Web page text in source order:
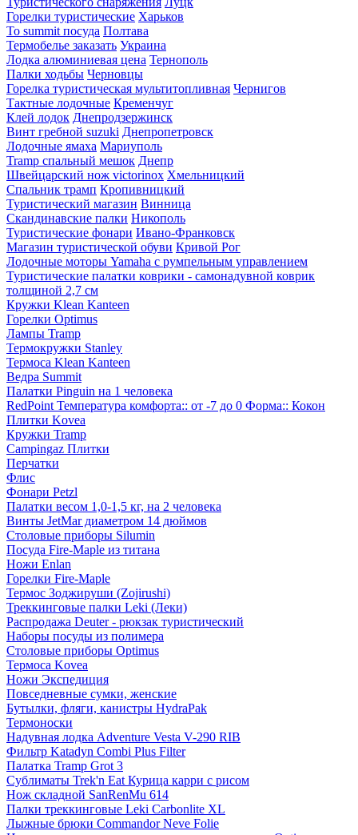
Горелки туристические Харьков
To summit посуда Полтава
Термобелье заказать Украина
Лодка алюминиевая цена Тернополь
Палки ходьбы Черновцы
Горелка туристическая мультитопливная Чернигов
Тактные лодочные Кременчуг
Клей лодок Днепродзержинск
Винт гребной suzuki Днепропетровск
Лодочные ямаха Мариуполь
Tramp спальный мешок Днепр
Швейцарский нож victorinox Хмельницкий
Спальник трамп Кропивницкий
Туристический магазин Винница
Скандинавские палки Никополь
Туристические фонари Ивано-Франковск
Магазин туристической обуви Кривой Рог
Лодочные моторы Yamaha с румпельным управлением
Туристические палатки коврики - самонадувной коврик
толщиной 2,7 см
Кружки Klean Kanteen
Горелки Optimus
Лампы Tramp
Термокружки Stanley
Термоса Klean Kanteen
Ведра Summit
Палатки Pinguin на 1 человека
RedPoint Температура комфорта:: от -7 до 0 Форма:: Кокон
Плитки Kovea
Кружки Tramp
Campingaz Плитки
Перчатки
Флис
Фонари Petzl
Палатки весом 1,0-1,5 кг, на 2 человека
Винты JetMar диаметром 14 дюймов
Столовые приборы Silumin
Посуда Fire-Maple из титана
Ножи Enlan
Горелки Fire-Maple
Термос Зоджируши (Zojirushi)
Треккинговые палки Leki (Леки)
Распродажа Deuter - рюкзак туристический
Наборы посуды из полимера
Столовые приборы Optimus
Термоса Kovea
Ножи Экспедиция
Повседневные сумки, женские
Бутылки, фляги, канистры HydraPak
Термоноски
Надувная лодка Adventure Vesta V-290 RIB
Фильтр Katadyn Combi Plus Filter
Палатка Tramp Grot 3
Сублиматы Trek'n Eat Курица карри с рисом
Нож складной SanRenMu 614
Палки треккинговые Leki Carbonlite XL
Лыжные брюки Commandor Neve Folie